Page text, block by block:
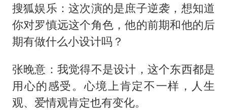
搜狐娱乐：这次演的是庶子逆袭，想知道
你对罗慎远这个角色，他的前期和他的后
期有做什么小设计吗？
张晚意：我觉得不是设计，这个东西都是
用心的感受。心境上肯定不一样，人生
观、爱情观肯定也有变化。